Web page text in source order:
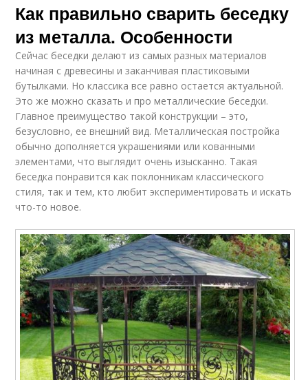
Как правильно сварить беседку
из металла. Особенности
Сейчас беседки делают из самых разных материалов
начиная с древесины и заканчивая пластиковыми
бутылками. Но классика все равно остается актуальной.
Это же можно сказать и про металлические беседки.
Главное преимущество такой конструкции – это,
безусловно, ее внешний вид. Металлическая постройка
обычно дополняется украшениями или кованными
элементами, что выглядит очень изысканно. Такая
беседка понравится как поклонникам классического
стиля, так и тем, кто любит экспериментировать и искать
что-то новое.